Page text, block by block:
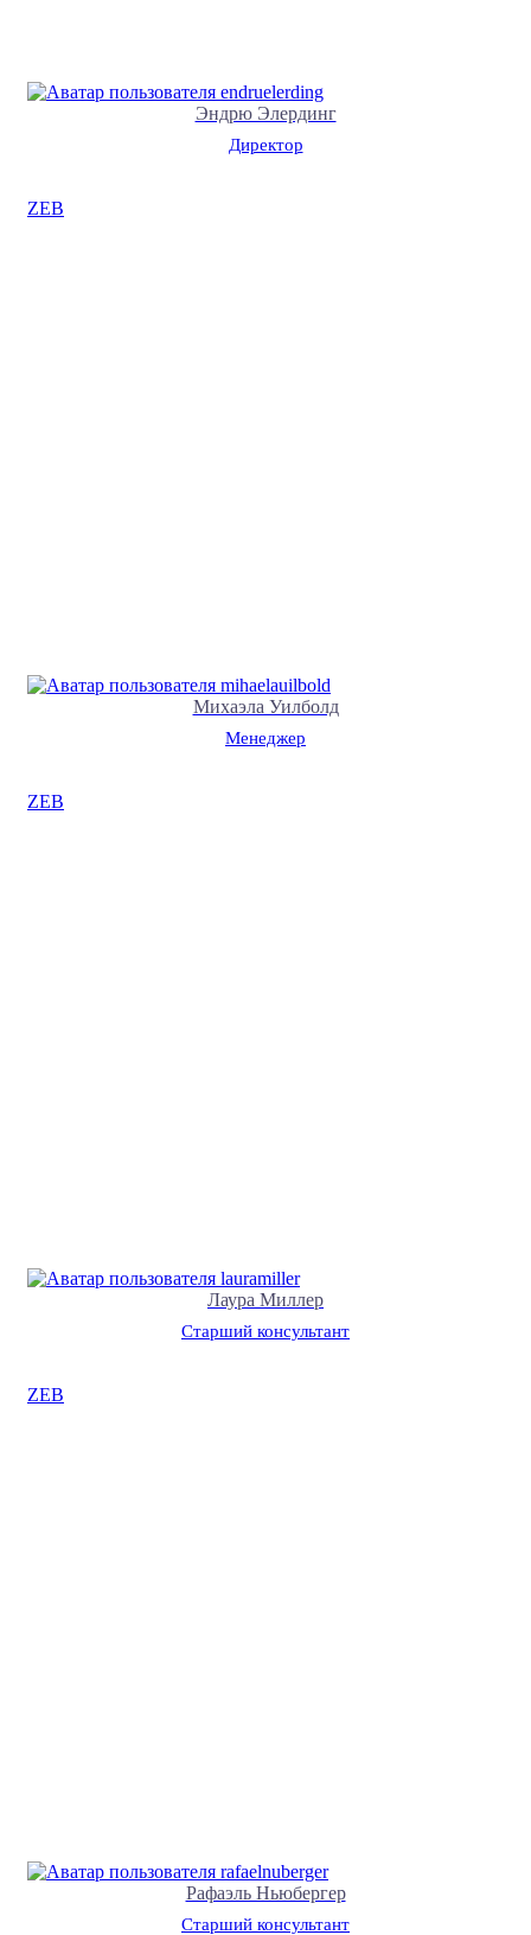
Эндрю Элердинг
Директор
ZEB
Михаэла Уилболд
Менеджер
ZEB
Лаура Миллер
Cтарший консультант
ZEB
Рафаэль Ньюбергер
Старший консультант